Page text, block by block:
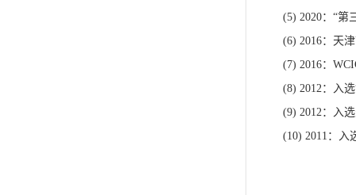
(5) 2020： “第
(6) 2016：天
(7) 2016：
(8) 2012：入选
(9) 2012：入
(10) 2011 ：入